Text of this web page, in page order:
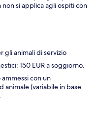
non si applica agli ospiti con
gli animali di servizio
150 EUR a soggiorno.
con un
animale (variabile in base